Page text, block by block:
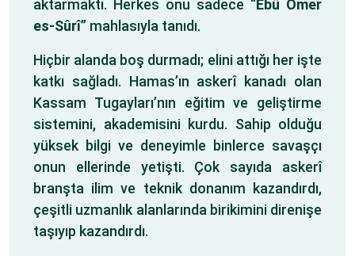
aktarmaktı. Herkes onu sadece “Ebû Ömer
es-Sûrî” mahlasıyla tanıdı.
Hiçbir alanda boş durmadı; elini attığı her işte
katkı sağladı. Hamas’ın askerî kanadı olan
Kassam Tugayları’nın eğitim ve geliştirme
sistemini, akademisini kurdu. Sahip olduğu
yüksek bilgi ve deneyimle binlerce savaşçı
onun ellerinde yetişti. Çok sayıda askerî
branşta ilim ve teknik donanım kazandırdı,
çeşitli uzmanlık alanlarında birikimini direnişe
taşıyıp kazandırdı.